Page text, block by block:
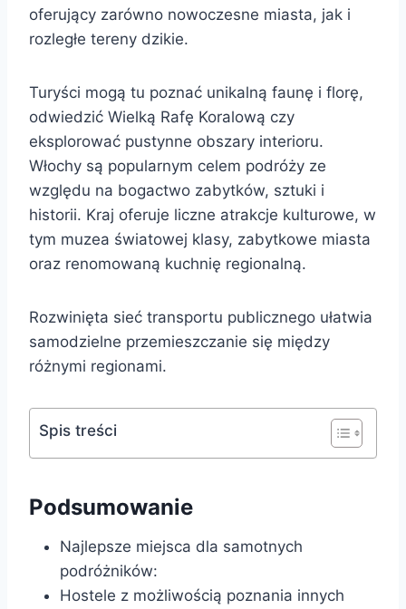
oferujący zarówno nowoczesne miasta, jak i
rozległe tereny dzikie.
Turyści mogą tu poznać unikalną faunę i florę,
odwiedzić Wielką Rafę Koralową czy
eksplorować pustynne obszary interioru.
Włochy są popularnym celem podróży ze
względu na bogactwo zabytków, sztuki i
historii. Kraj oferuje liczne atrakcje kulturowe, w
tym muzea światowej klasy, zabytkowe miasta
oraz renomowaną kuchnię regionalną.
Rozwinięta sieć transportu publicznego ułatwia
samodzielne przemieszczanie się między
różnymi regionami.
Spis treści
Podsumowanie
Najlepsze miejsca dla samotnych
podróżników:
Hostele z możliwością poznania innych